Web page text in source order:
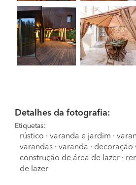
Detalhes da fotografia:
Etiquetas:
rústico · varanda e jardim ·
varandas · varanda · decoração
construção de área de lazer ·
de lazer